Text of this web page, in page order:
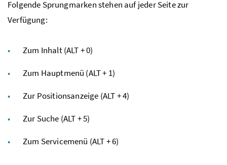
Folgende Sprungmarken stehen auf jeder Seite zur
Verfügung:
Zum Inhalt (ALT + 0)
Zum Hauptmenü (ALT + 1)
Zur Positionsanzeige (ALT + 4)
Zur Suche (ALT + 5)
Zum Servicemenü (ALT + 6)